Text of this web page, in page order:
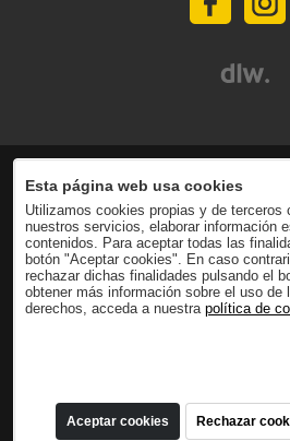
Esta página web usa cookies
Utilizamos cookies propias y de terceros
nuestros servicios, elaborar información
contenidos. Para aceptar todas las
botón "Aceptar cookies". En caso
rechazar dichas finalidades pulsando el
obtener más información sobre el uso de
derechos, acceda a nuestra política de
Aceptar cookies Rechazar